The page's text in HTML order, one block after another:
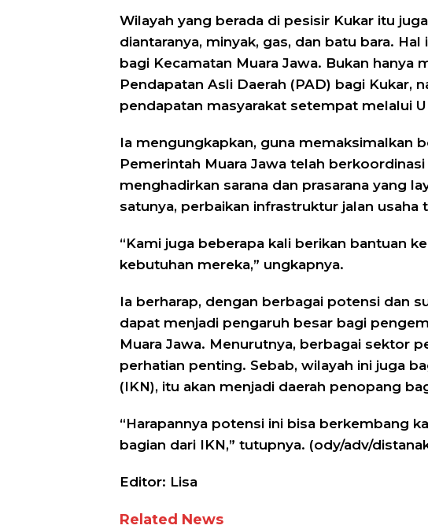
Wilayah yang berada di pesisir Kukar itu
diantaranya, minyak, gas, dan batu bara.
bagi Kecamatan Muara Jawa. Bukan hanya
Pendapatan Asli Daerah (PAD) bagi Kukar,
pendapatan masyarakat setempat melalui
Ia mengungkapkan, guna memaksimalkan
Pemerintah Muara Jawa telah
menghadirkan sarana dan prasarana yang
satunya, perbaikan infrastruktur jalan usaha
“Kami juga beberapa kali berikan bantuan
kebutuhan mereka,” ungkapnya.
Ia berharap, dengan berbagai potensi dan
dapat menjadi pengaruh besar bagi
Muara Jawa. Menurutnya, berbagai sektor
perhatian penting. Sebab, wilayah ini juga
(IKN), itu akan menjadi daerah penopang
“Harapannya potensi ini bisa berkembang
bagian dari IKN,” tutupnya. (ody/adv/
Editor: Lisa
Related News